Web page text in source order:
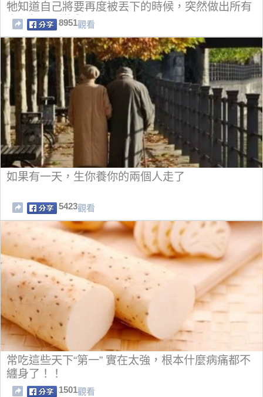
牠知道自己將要再度被丟下的時候，突然做出所有
人都想不到的舉動！
8951觀看
如果有一天，生你養你的兩個人走了
5423觀看
常吃這些天下“第一” 實在太強，根本什麼病痛都不
纏身了！！
1501觀看